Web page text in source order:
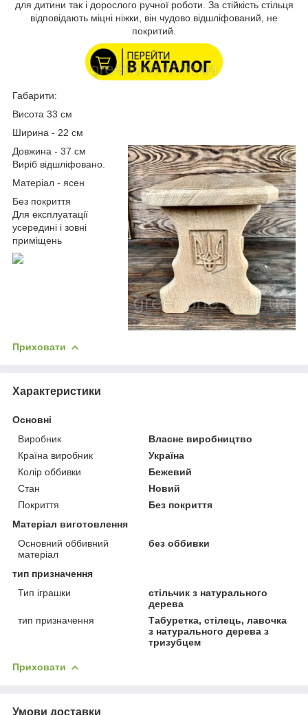
для дитини так і дорослого ручної роботи. За стійкість стільця
відповідають міцні ніжки, він чудово відшліфований, не
покритий.
Габарити:
Висота 33 см
Ширина - 22 см
Довжина - 37 см
Виріб відшліфовано.
Матеріал - ясен
Без покриття
Для експлуатації
усередині і зовні
приміщень
Приховати
Характеристики
Основні
Виробник
Власне виробництво
Країна виробник
Україна
Колір оббивки
Бежевий
Стан
Новий
Покриття
Без покриття
Матеріал виготовлення
Основний оббивний
матеріал
без оббивки
тип призначення
Тип іграшки
стільчик з натурального
дерева
тип призначення
Табуретка, стілець, лавочка
з натурального дерева з
тризубцем
Приховати
Умови доставки